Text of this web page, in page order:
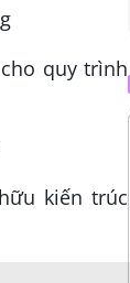
quy trình
kiến trúc